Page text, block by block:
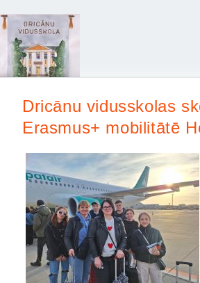
Расширения Joomla 3
Dricānu vidusskolas
Erasmus+ mobilitātē